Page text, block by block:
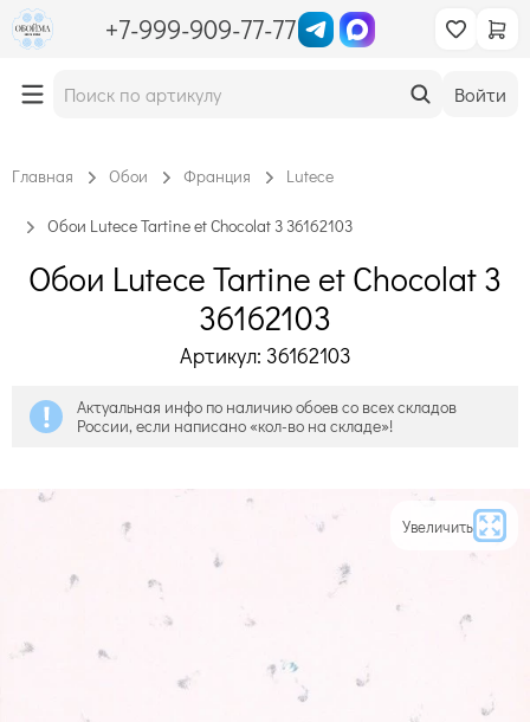
+7-999-909-77-77
Войти
Главная Обои Франция Lutece
Обои Lutece Tartine et Chocolat 3 36162103
Обои Lutece Tartine et Chocolat 3
36162103
Артикул: 36162103
Актуальная инфо по наличию обоев со всех складов
России, если написано «кол-во на складе»!
Увеличить